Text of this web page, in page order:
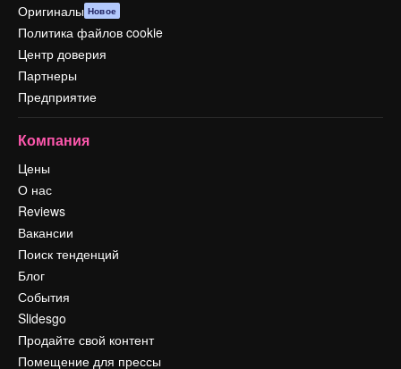
Оригиналы Новое
Политика файлов cookie
Центр доверия
Партнеры
Предприятие
Компания
Цены
О нас
Reviews
Вакансии
Поиск тенденций
Блог
События
Slidesgo
Продайте свой контент
Помещение для прессы